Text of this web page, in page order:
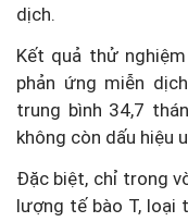
dịch.
Kết quả thử
phản ứng miễn
trung bình 34,7
không còn dấu hiệu
Đặc biệt, chỉ trong
lượng tế bào T, loại